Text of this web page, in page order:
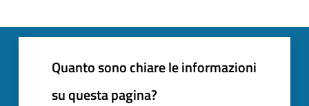
Quanto sono chiare le informazioni
su questa pagina?